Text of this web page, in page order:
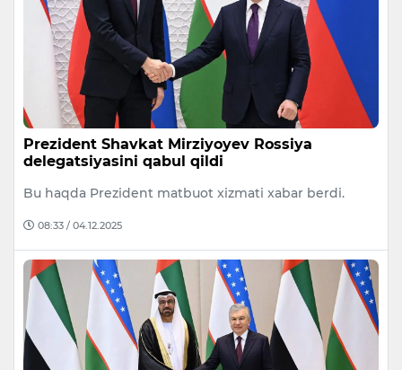
Prezident Shavkat Mirziyoyev Rossiya
delegatsiyasini qabul qildi
Bu haqda Prezident matbuot xizmati xabar berdi.
08:33 / 04.12.2025